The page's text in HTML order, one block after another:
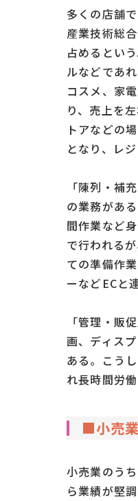
多くの店舗
産業技術総
占めるとい
ルなどであ
コスメ、家
り、売上を
トアなどの
となり、レ
「陳列・補
の業務があ
間作業など
で行われる
ての準備作
ーなどECと
「管理・販
画、ディス
ある。こう
れ長時間労
■小売
小売業のう
ら業績が堅